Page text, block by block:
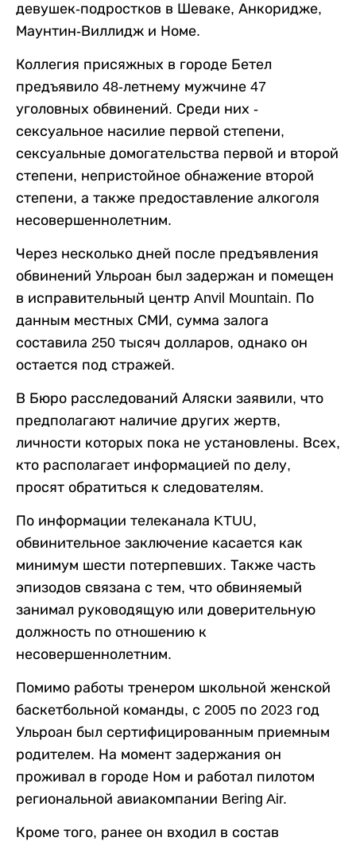
девушек-подростков в Шеваке, Анкоридже,
Маунтин-Виллидж и Номе.
Коллегия присяжных в городе Бетел
предъявило 48-летнему мужчине 47
уголовных обвинений. Среди них -
сексуальное насилие первой степени,
сексуальные домогательства первой и второй
степени, непристойное обнажение второй
степени, а также предоставление алкоголя
несовершеннолетним.
Через несколько дней после предъявления
обвинений Ульроан был задержан и помещен
в исправительный центр Anvil Mountain. По
данным местных СМИ, сумма залога
составила 250 тысяч долларов, однако он
остается под стражей.
В Бюро расследований Аляски заявили, что
предполагают наличие других жертв,
личности которых пока не установлены. Всех,
кто располагает информацией по делу,
просят обратиться к следователям.
По информации телеканала KTUU,
обвинительное заключение касается как
минимум шести потерпевших. Также часть
эпизодов связана с тем, что обвиняемый
занимал руководящую или доверительную
должность по отношению к
несовершеннолетним.
Помимо работы тренером школьной женской
баскетбольной команды, с 2005 по 2023 год
Ульроан был сертифицированным приемным
родителем. На момент задержания он
проживал в городе Ном и работал пилотом
региональной авиакомпании Bering Air.
Кроме того, ранее он входил в состав